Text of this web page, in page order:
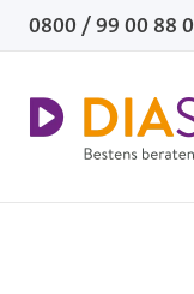
Direkt zum Inhalt
0800 / 99 00 88 0